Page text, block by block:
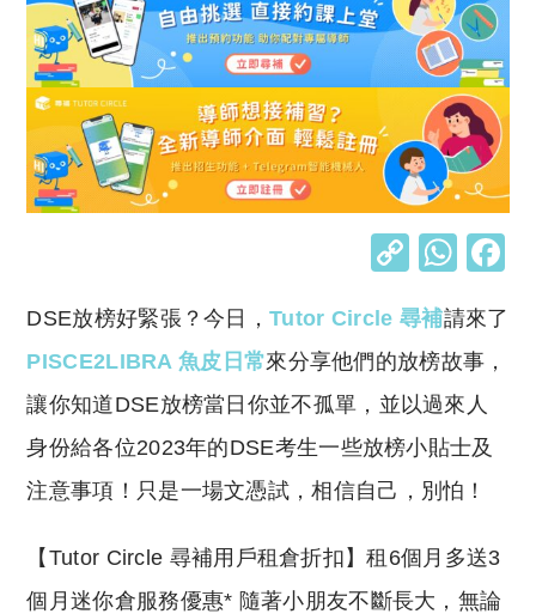
C
p
y
Li
n
k
W
at
s
A
p
p
DSE放榜好緊張？今日，Tutor Circle 尋補請來了
PISCE2LIBRA 魚皮日常來分享他們的放榜故事，
讓你知道DSE放榜當日你並不孤單，並以過來人
身份給各位2023年的DSE考生一些放榜小貼士及
注意事項！只是一場文憑試，相信自己，別怕！
​【Tutor Circle 尋補用戶租倉折扣】租6個月多送3
個月迷你倉服務優惠* 隨著小朋友不斷長大，無論